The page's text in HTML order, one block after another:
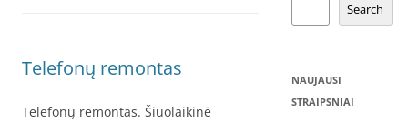
Telefonų remontas
Telefonų remontas. Šiuolaikinė
Search
NAUJAUSI
STRAIPSNIAI